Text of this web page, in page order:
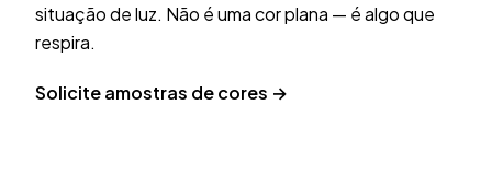
situação de luz. Não é uma cor plana — é algo que
respira.
Solicite amostras de cores →